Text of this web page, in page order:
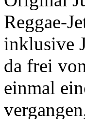
Reggae-
inklusive
da frei
einmal